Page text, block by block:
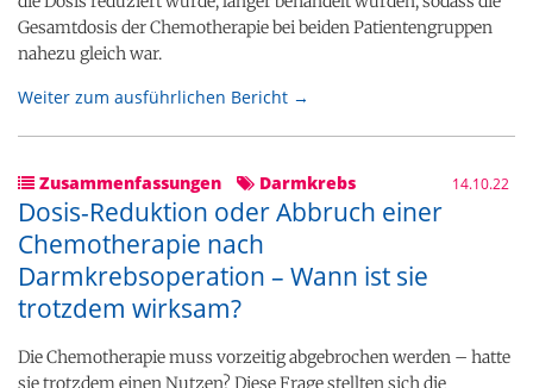
Gesamtdosis der Chemotherapie bei beiden Patientengruppen
nahezu gleich war.
Weiter zum ausführlichen Bericht →
Zusammenfassungen Darmkrebs 14.10.22
Dosis-Reduktion oder Abbruch einer
Chemotherapie nach
Darmkrebsoperation – Wann ist sie
trotzdem wirksam?
Die Chemotherapie muss vorzeitig abgebrochen werden – hatte
sie trotzdem einen Nutzen? Diese Frage stellten sich die